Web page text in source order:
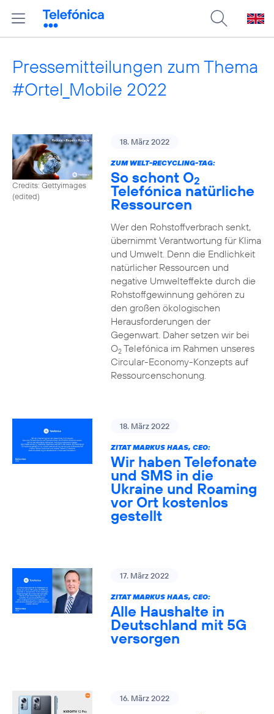
Pressemitteilungen zum Thema
#Ortel_Mobile 2022
Credits: Gettyimages
(edited)
18. März 2022
ZUM WELT-RECYCLING-TAG:
So schont O2
Telefónica natürliche
Ressourcen
Wer den Rohstoffverbrach senkt,
übernimmt Verantwortung für Klima
und Umwelt. Denn die Endlichkeit
natürlicher Ressourcen und
negative Umwelteffekte durch die
Rohstoffgewinnung gehören zu
den großen ökologischen
Herausforderungen der
Gegenwart. Daher setzen wir bei
O2Telefónica im Rahmen unseres
Circular-Economy-Konzepts auf
Ressourcenschonung.
18. März 2022
ZITAT MARKUS HAAS, CEO:
Wir haben Telefonate
und SMS in die
Ukraine und Roaming
vor Ort kostenlos
gestellt
17. März 2022
ZITAT MARKUS HAAS, CEO:
Alle Haushalte in
Deutschland mit 5G
versorgen
16. März 2022